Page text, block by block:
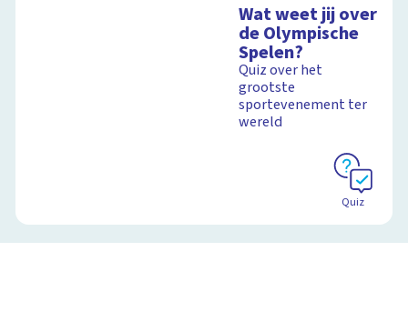
Wat weet jij over
de Olympische
Spelen?
Quiz over het
grootste
sportevenement ter
wereld
Quiz